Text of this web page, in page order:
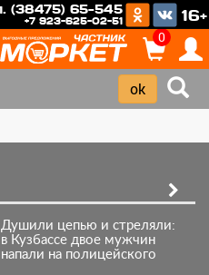
(38475) 65-545
+7 923-625-02-51 16+
0
Душили цепью и стреляли:
в Кузбассе двое мужчин
напали на полицейского